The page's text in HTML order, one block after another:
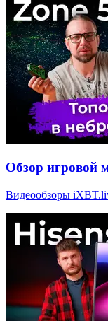
Обзор игровой
Видеообзоры